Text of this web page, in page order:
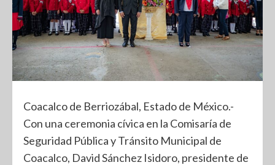
Coacalco de Berriozábal, Estado de México.-
Con una ceremonia cívica en la Comisaría de
Seguridad Pública y Tránsito Municipal de
Coacalco, David Sánchez Isidoro, presidente de